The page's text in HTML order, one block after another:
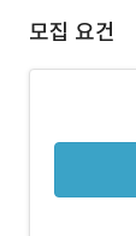
모집 요건